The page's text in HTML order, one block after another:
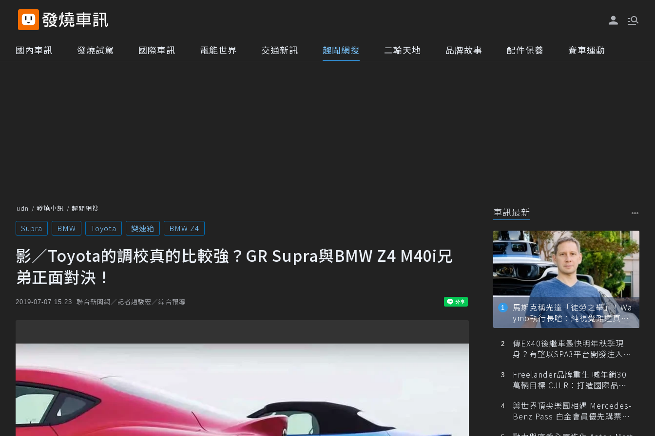
國內車訊 發燒試駕 國際車訊 電能世界 交通新訊 趣聞網搜 二輪天地 品牌故事 配件保養 賽車運動
udn 發燒車訊 趣聞網搜
Supra BMW Toyota 變速箱 BMW Z4
影／Toyota的調校真的比較強？GR Supra與BMW Z4 M40i兄
弟正面對決！
2019-07-07 15:23 聯合新聞網／記者趙駿宏／綜合報導
車訊最新
馬斯克稱光達「徒勞之舉」！Wa
ymo執行長嗆：純視覺難達真正
自動駕駛
傳EX40後繼車最快明年秋季現
身？有望以SPA3平台開發注入80
Freelander品牌重生 喊年銷30
萬輛目標 CJLR：打造國際品牌
與世界頂尖樂團相遇 Mercedes-
Benz Pass 白金會員優先購票維